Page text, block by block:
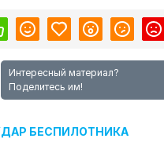
Интересный материал?
Поделитесь им!
БЕСПИЛОТНИКА